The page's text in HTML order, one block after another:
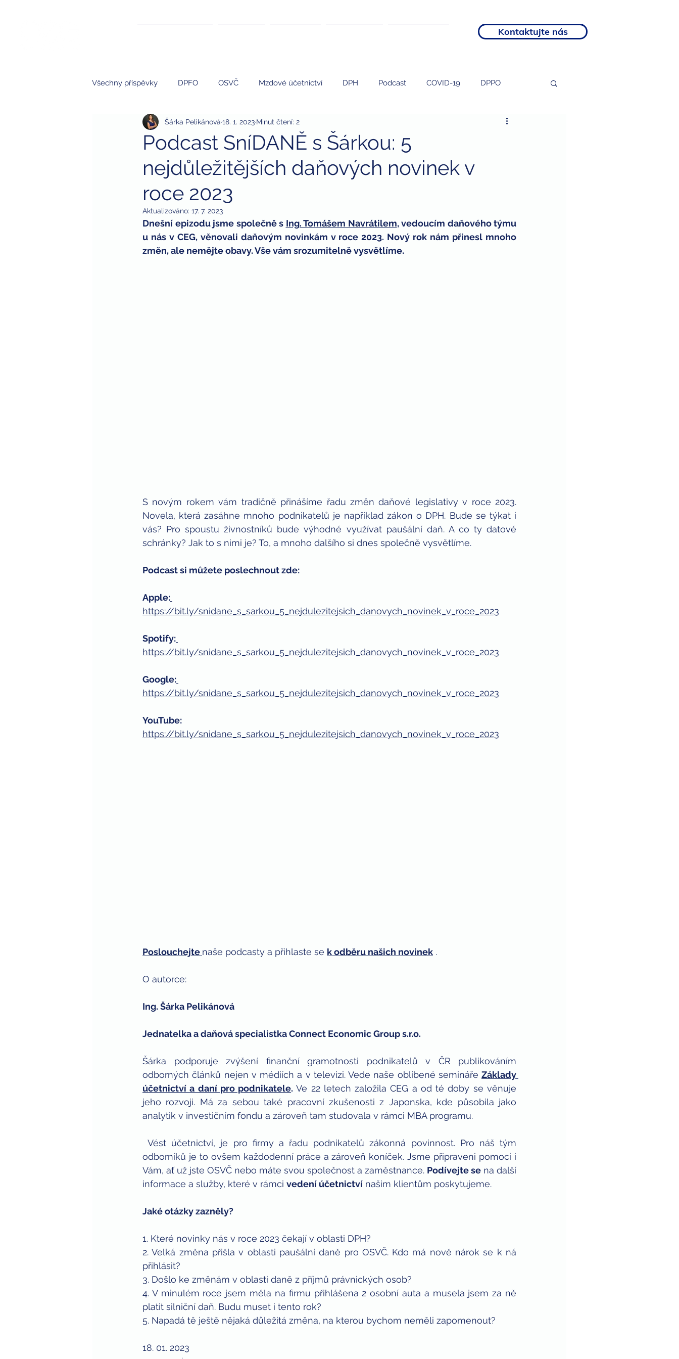
Kontaktujte nás
Všechny příspěvky DPFO OSVČ Mzdové účetnictví DPH Podcast COVID-19 DPPO
Účetnictví NNO S.R.O. EET Umělci podnikatelé
kompenzace kompenzační program finanční poradenství finanční gramotnost rozvojový program
zaměstnávání zdravotně postižených děti
Podcast SníDANĚ s Šárkou: 5
nejdůležitějších daňových novinek v
roce 2023
Šárka Pelikánová 18. 1. 2023 Minut čtení: 2
Aktualizováno: 17. 7. 2023
Dnešní epizodu jsme společně s Ing. Tomášem Navrátilem, vedoucím daňového týmu
u nás v CEG, věnovali daňovým novinkám v roce 2023. Nový rok nám přinesl mnoho
změn, ale nemějte obavy. Vše vám srozumitelně vysvětlíme.
S novým rokem vám tradičně přinášíme řadu změn daňové legislativy v roce 2023.
Novela, která zasáhne mnoho podnikatelů je například zákon o DPH. Bude se týkat i
vás? Pro spoustu živnostníků bude výhodné využívat paušální daň. A co ty datové
schránky? Jak to s nimi je? To, a mnoho dalšího si dnes společně vysvětlíme.
Podcast si můžete poslechnout zde:
Apple:
https://bit.ly/snidane_s_sarkou_5_nejdulezitejsich_danovych_novinek_v_roce_2023
Spotify:
https://bit.ly/snidane_s_sarkou_5_nejdulezitejsich_danovych_novinek_v_roce_2023
Google:
https://bit.ly/snidane_s_sarkou_5_nejdulezitejsich_danovych_novinek_v_roce_2023
YouTube:
https://bit.ly/snidane_s_sarkou_5_nejdulezitejsich_danovych_novinek_v_roce_2023
Poslouchejte naše podcasty a přihlaste se k odběru našich novinek .
O autorce:
Ing. Šárka Pelikánová
Jednatelka a daňová specialistka Connect Economic Group s.r.o.
Šárka podporuje zvýšení finanční gramotnosti podnikatelů v ČR publikováním
odborných článků nejen v médiích a v televizi. Vede naše oblíbené semináře Základy
účetnictví a daní pro podnikatele. Ve 22 letech založila CEG a od té doby se věnuje
jeho rozvoji. Má za sebou také pracovní zkušenosti z Japonska, kde působila jako
analytik v investičním fondu a zároveň tam studovala v rámci MBA programu.
Vést účetnictví, je pro firmy a řadu podnikatelů zákonná povinnost. Pro náš tým
odborníků je to ovšem každodenní práce a zároveň koníček. Jsme připraveni pomoci i
Vám, ať už jste OSVČ nebo máte svou společnost a zaměstnance. Podívejte se na další
informace a služby, které v rámci vedení účetnictví našim klientům poskytujeme.
Jaké otázky zazněly?
1. Které novinky nás v roce 2023 čekají v oblasti DPH?
2. Velká změna přišla v oblasti paušální daně pro OSVČ. Kdo má nově nárok se k ná
přihlásit?
3. Došlo ke změnám v oblasti daně z příjmů právnických osob?
4. V minulém roce jsem měla na firmu přihlášena 2 osobní auta a musela jsem za ně
platit silniční daň. Budu muset i tento rok?
5. Napadá tě ještě nějaká důležitá změna, na kterou bychom neměli zapomenout?
18. 01. 2023